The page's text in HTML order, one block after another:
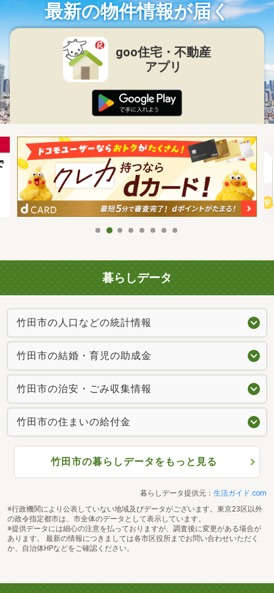
最新の物件情報が届く
goo住宅・不動産
アプリ
暮らしデータ
竹田市の人口などの統計情報
竹田市の結婚・育児の助成金
竹田市の治安・ごみ収集情報
竹田市の住まいの給付金
竹田市の暮らしデータをもっと見る
暮らしデータ提供元： 生活ガイド.com
※行政機関により公表していない地域及びデータがございます。東京23区以外
の政令指定都市は、市全体のデータとして表示しています。
※提供データには細心の注意を払っておりますが、調査後に変更がある場合が
あります。 最新の情報につきましては各市区役所までお問い合わせいただく
か、自治体HPなどをご確認ください。